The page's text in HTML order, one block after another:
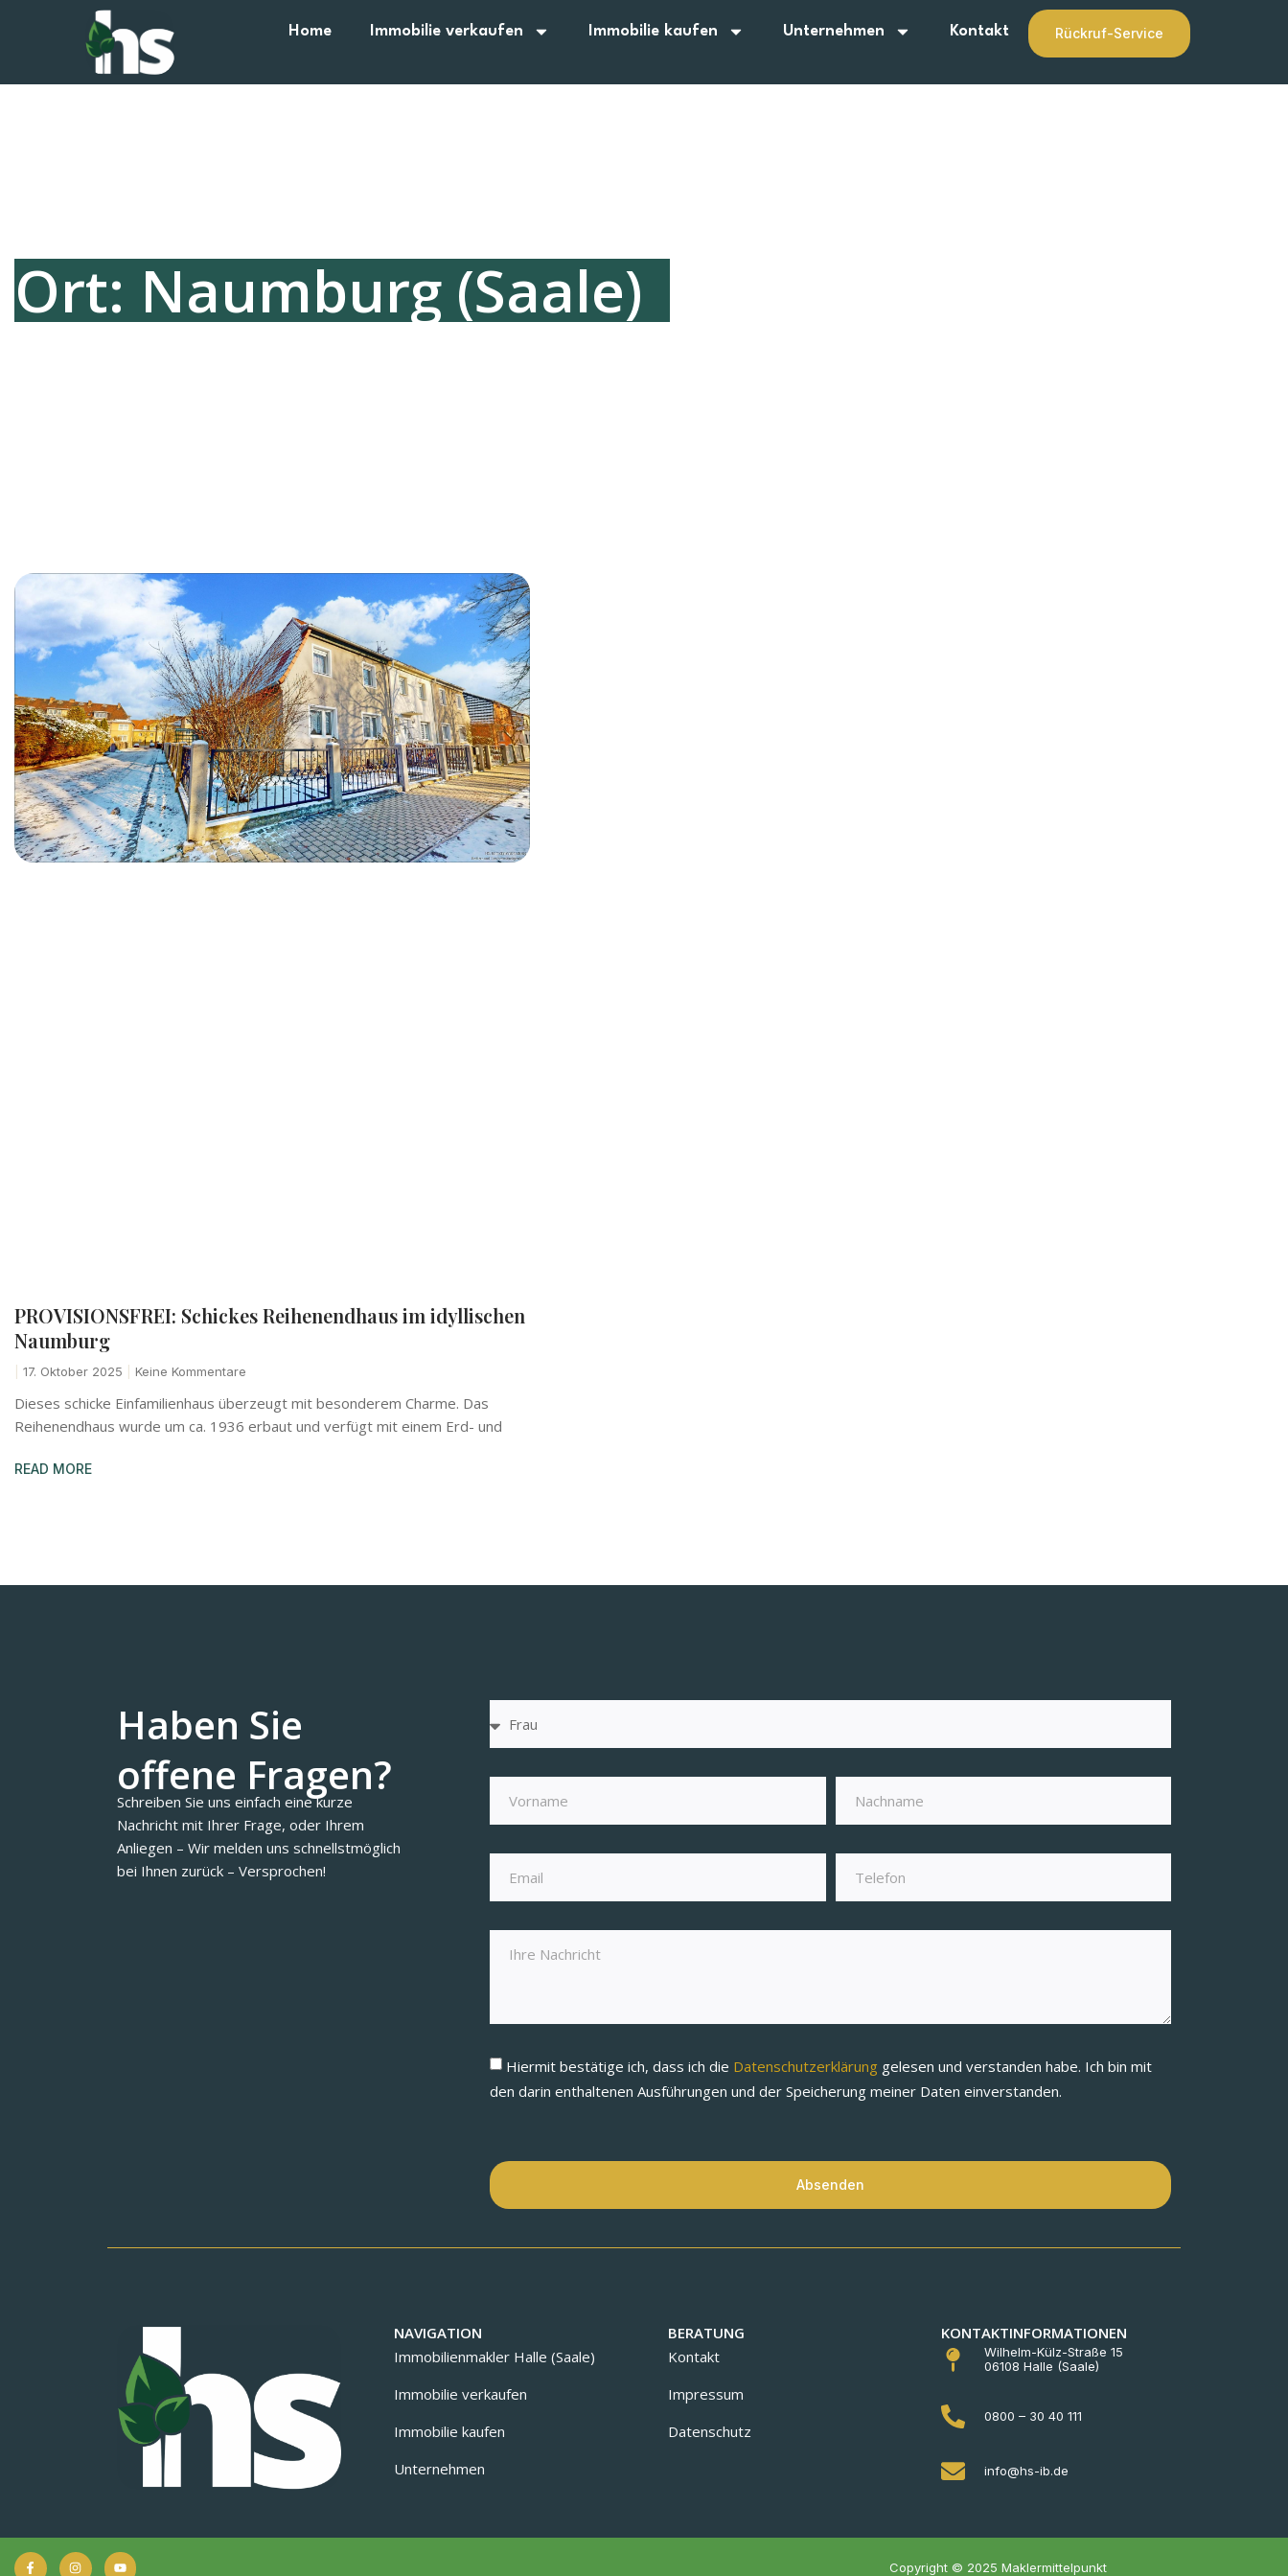
Home Immobilie verkaufen Immobilie kaufen Unternehmen Kontakt Rückruf-Service
Ort: Naumburg (Saale)
PROVISIONSFREI: Schickes Reihenendhaus im idyllischen
Naumburg
17. Oktober 2025 Keine Kommentare
Dieses schicke Einfamilienhaus überzeugt mit besonderem Charme. Das
Reihenendhaus wurde um ca. 1936 erbaut und verfügt mit einem Erd- und
READ MORE
Haben Sie
offene Fragen?
Schreiben Sie uns einfach eine kurze
Nachricht mit Ihrer Frage, oder Ihrem
Anliegen – Wir melden uns schnellstmöglich
bei Ihnen zurück – Versprochen!
Hiermit bestätige ich, dass ich die Datenschutzerklärung gelesen und verstanden habe. Ich bin mit
den darin enthaltenen Ausführungen und der Speicherung meiner Daten einverstanden.
Absenden
NAVIGATION
Immobilienmakler Halle (Saale)
Immobilie verkaufen
Immobilie kaufen
Unternehmen
BERATUNG
Kontakt
Impressum
Datenschutz
KONTAKTINFORMATIONEN
Wilhelm-Külz-Straße 15
06108 Halle (Saale)
0800 – 30 40 111
info@hs-ib.de
Copyright © 2025 Maklermittelpunkt